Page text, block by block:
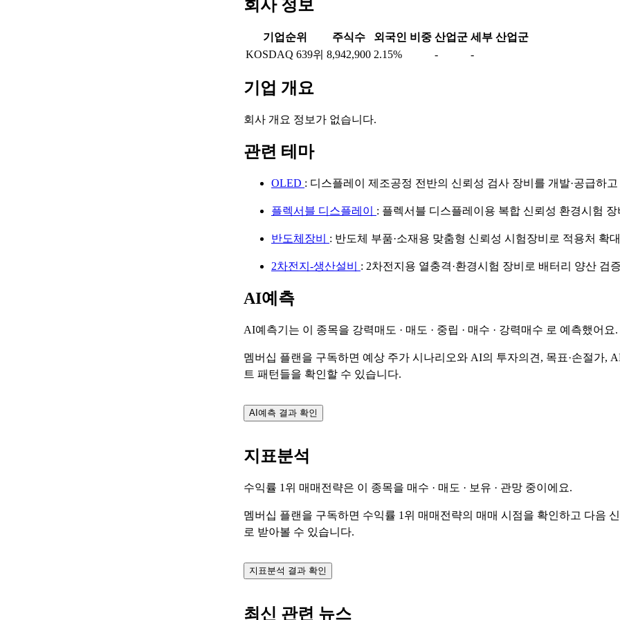
회사 정보
기업순위 주식수 외국인 비중 산업군 세부 산업군
KOSDAQ 639위 8,942,900 2.15% - -
기업 개요
회사 개요 정보가 없습니다.
관련 테마
OLED : 디스플레이 제조공정 전반의 신뢰성 검사 장비를 개발·공급하고
플렉서블 디스플레이 : 플렉서블 디스플레이용 복합 신뢰성 환경시험 장
반도체장비 : 반도체 부품·소재용 맞춤형 신뢰성 시험장비로 적용처 확대
2차전지-생산설비 : 2차전지용 열충격·환경시험 장비로 배터리 양산 검
AI예측
AI예측기는 이 종목을 강력매도 · 매도 · 중립 · 매수 · 강력매수 로 예측했어요.
멤버십 플랜을 구독하면 예상 주가 시나리오와 AI의 투자의견, 목표·손절가,
트 패턴들을 확인할 수 있습니다.
AI예측 결과 확인
지표분석
수익률 1위 매매전략은 이 종목을 매수 · 매도 · 보유 · 관망 중이에요.
멤버십 플랜을 구독하면 수익률 1위 매매전략의 매매 시점을 확인하고 다음
로 받아볼 수 있습니다.
지표분석 결과 확인
최신 관련 뉴스